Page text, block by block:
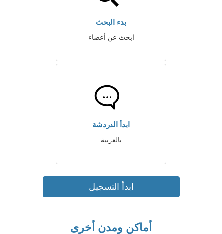
بدء البحث
ابحث عن أعضاء
ابدأ الدردشة
بالعربية
ابدأ التسجيل
أماكن ومدن أخرى